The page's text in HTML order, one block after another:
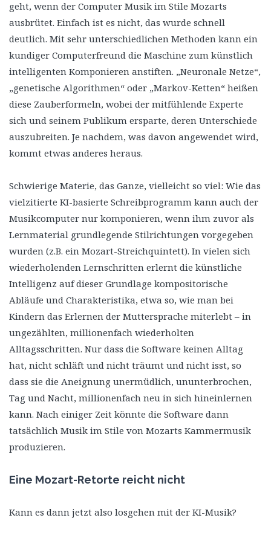
geht, wenn der Computer Musik im Stile Mozarts
ausbrütet. Einfach ist es nicht, das wurde schnell
deutlich. Mit sehr unterschiedlichen Methoden kann ein
kundiger Computerfreund die Maschine zum künstlich
intelligenten Komponieren anstiften. „Neuronale Netze“,
„genetische Algorithmen“ oder „Markov-Ketten“ heißen
diese Zauberformeln, wobei der mitfühlende Experte
sich und seinem Publikum ersparte, deren Unterschiede
auszubreiten. Je nachdem, was davon angewendet wird,
kommt etwas anderes heraus.
Schwierige Materie, das Ganze, vielleicht so viel: Wie das
vielzitierte KI-basierte Schreibprogramm kann auch der
Musikcomputer nur komponieren, wenn ihm zuvor als
Lernmaterial grundlegende Stilrichtungen vorgegeben
wurden (z.B. ein Mozart-Streichquintett). In vielen sich
wiederholenden Lernschritten erlernt die künstliche
Intelligenz auf dieser Grundlage kompositorische
Abläufe und Charakteristika, etwa so, wie man bei
Kindern das Erlernen der Muttersprache miterlebt – in
ungezählten, millionenfach wiederholten
Alltagsschritten. Nur dass die Software keinen Alltag
hat, nicht schläft und nicht träumt und nicht isst, so
dass sie die Aneignung unermüdlich, ununterbrochen,
Tag und Nacht, millionenfach neu in sich hineinlernen
kann. Nach einiger Zeit könnte die Software dann
tatsächlich Musik im Stile von Mozarts Kammermusik
produzieren.
Eine Mozart-Retorte reicht nicht
Kann es dann jetzt also losgehen mit der KI-Musik?